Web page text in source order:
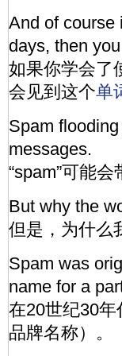
And of course
days, then
如果你学会
会见到这个单
Spam
messages.
“spam”可能
But why the
但是，为什么
Spam was
name for a
在20世纪30
品牌名称）。